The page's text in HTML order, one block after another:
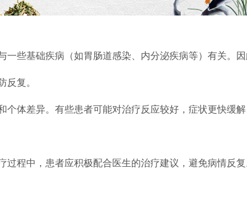
基础疾病（如胃肠道感染、内分泌疾病等）有关。
反复。
差异。有些患者可能对治疗反应较好，症状更快缓
中，患者应积极配合医生的治疗建议，避免病情反